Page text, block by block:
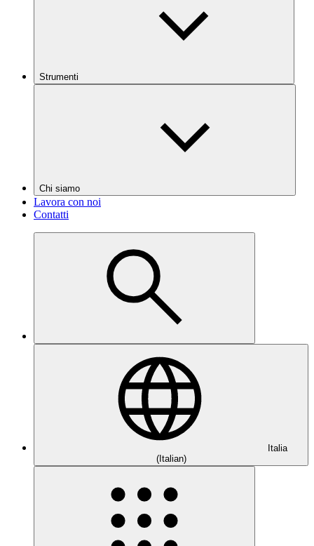
Strumenti
Chi siamo
Lavora con noi
Contatti
Italia
(Italian)